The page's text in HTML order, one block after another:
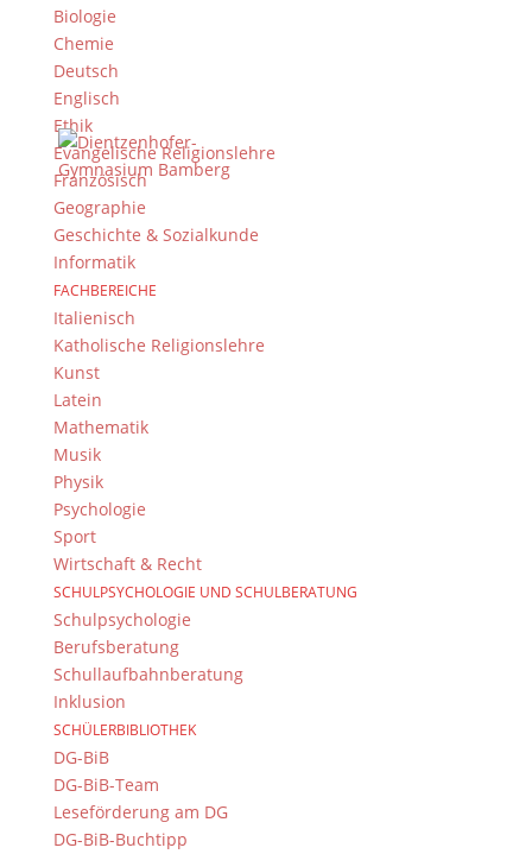
Biologie
Chemie
Deutsch
Englisch
Ethik
Evangelische Religionslehre
Französisch
Geographie
Geschichte & Sozialkunde
Informatik
FACHBEREICHE
Italienisch
Katholische Religionslehre
Kunst
Latein
Mathematik
Musik
Physik
Psychologie
Sport
Wirtschaft & Recht
SCHULPSYCHOLOGIE UND SCHULBERATUNG
Schulpsychologie
Berufsberatung
Schullaufbahnberatung
Inklusion
SCHÜLERBIBLIOTHEK
DG-BiB
DG-BiB-Team
Leseförderung am DG
DG-BiB-Buchtipp
© 2015-2017 Dientzenhofer-Gymnasium Bamberg -
Von Hand erstellt. Mit viel